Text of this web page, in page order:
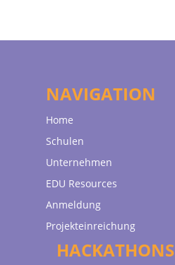
NAVIGATION
Home
Schulen
Unternehmen
EDU Resources
Anmeldung
Projekteinreichung
HACKATHONS